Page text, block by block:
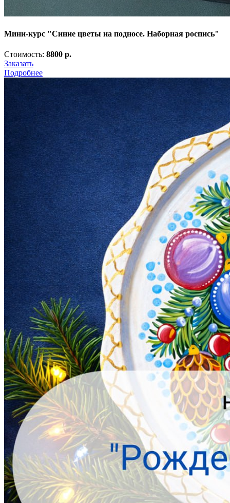
Мини-курс "Синие цветы на подносе. Наборная роспись"
Стоимость: 8800 р.
Заказать
Подробнее